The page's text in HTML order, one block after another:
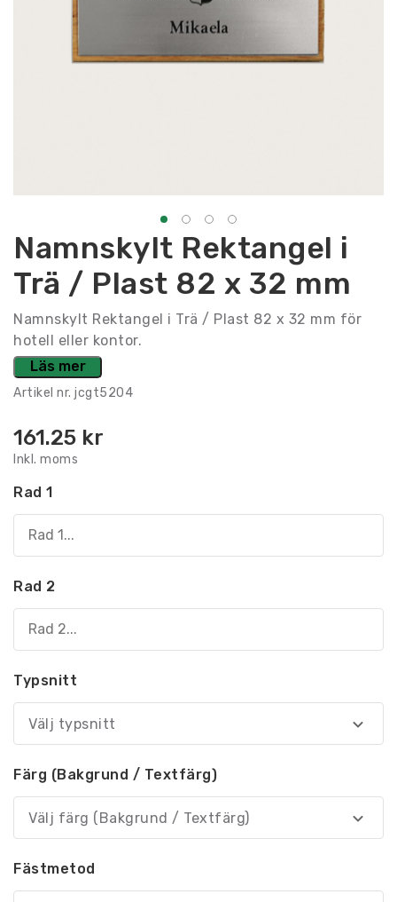
Namnskylt Rektangel i
Trä / Plast 82 x 32 mm
Namnskylt Rektangel i Trä / Plast 82 x 32 mm för
hotell eller kontor.
Läs mer
Artikel nr. jcgt5204
161.25 kr
Inkl. moms
Rad 1
Rad 2
Typsnitt
Välj typsnitt
Färg (Bakgrund / Textfärg)
Välj färg (Bakgrund / Textfärg)
Fästmetod